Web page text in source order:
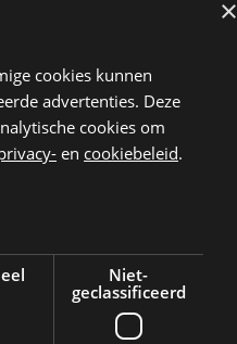
×
cookies kunnen
advertenties. Deze
cookies om
en cookiebeleid.
Niet-
geclassificeerd